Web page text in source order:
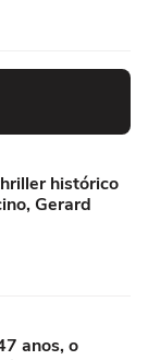
histórico
Gerard
anos, o